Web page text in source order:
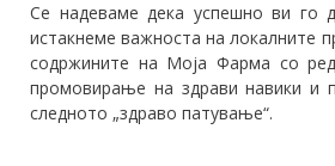
Се надеваме дека успешно ви го
истакнеме важноста на локалните
содржините на Моја Фарма со
промовирање на здрави навики и
следното „здраво патување“.